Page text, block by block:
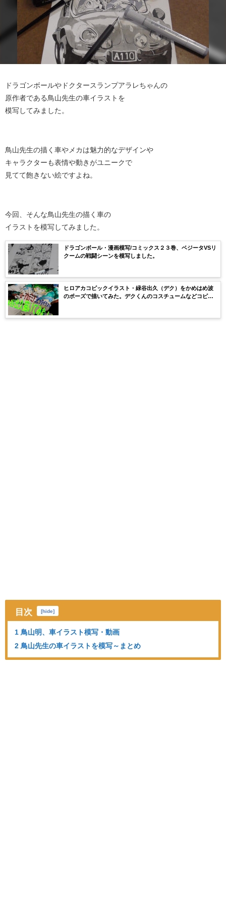
ドラゴンボールやドクタースランプアラレちゃんの
原作者である鳥山先生の車イラストを
模写してみました。
鳥山先生の描く車やメカは魅力的なデザインや
キャラクターも表情や動きがユニークで
見てて飽きない絵ですよね。
今回、そんな鳥山先生の描く車の
イラストを模写してみました。
ドラゴンボール・漫画模写/コミックス２３巻、ベジータVSリ
クームの戦闘シーンを模写しました。
ヒロアカコピックイラスト・緑谷出久（デク）をかめはめ波
のポーズで描いてみた。デクくんのコスチュームなどコピッ
目次 [hide]
1 鳥山明、車イラスト模写・動画
2 鳥山先生の車イラストを模写～まとめ